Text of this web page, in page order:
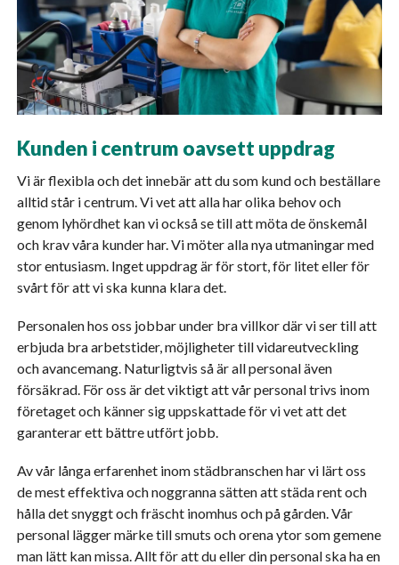
Kunden i centrum oavsett uppdrag
Vi är flexibla och det innebär att du som kund och beställare
alltid står i centrum. Vi vet att alla har olika behov och
genom lyhördhet kan vi också se till att möta de önskemål
och krav våra kunder har. Vi möter alla nya utmaningar med
stor entusiasm. Inget uppdrag är för stort, för litet eller för
svårt för att vi ska kunna klara det.
Personalen hos oss jobbar under bra villkor där vi ser till att
erbjuda bra arbetstider, möjligheter till vidareutveckling
och avancemang. Naturligtvis så är all personal även
försäkrad. För oss är det viktigt att vår personal trivs inom
företaget och känner sig uppskattade för vi vet att det
garanterar ett bättre utfört jobb.
Av vår långa erfarenhet inom städbranschen har vi lärt oss
de mest effektiva och noggranna sätten att städa rent och
hålla det snyggt och fräscht inomhus och på gården. Vår
personal lägger märke till smuts och orena ytor som gemene
man lätt kan missa. Allt för att du eller din personal ska ha en